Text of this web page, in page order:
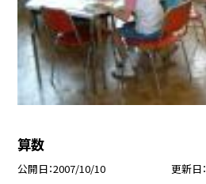
算数
公開日 2007/10/10 更新日